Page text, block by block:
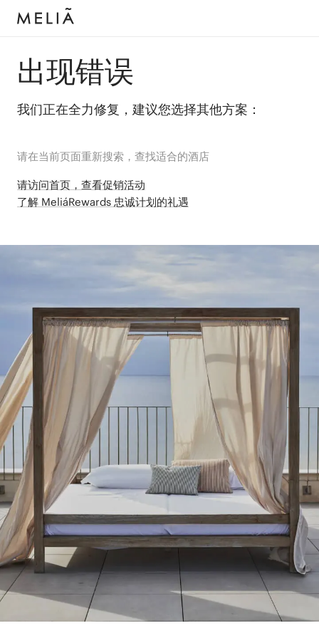
出现错误
我们正在全力修复，建议您选择其他方案：
请在当前页面重新搜索，查找适合的酒店
请访问首页，查看促销活动
了解 MeliáRewards 忠诚计划的礼遇